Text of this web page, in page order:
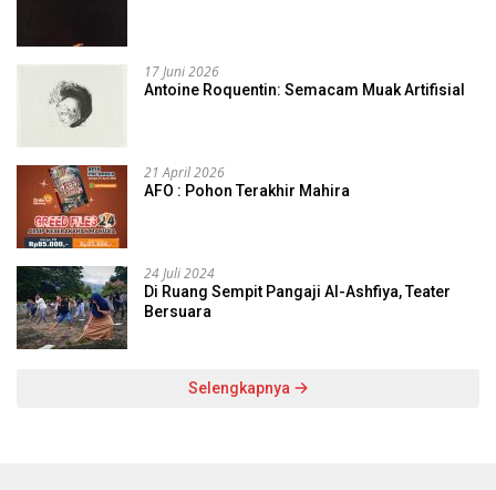
17 Juni 2026
Antoine Roquentin: Semacam Muak Artifisial
21 April 2026
AFO : Pohon Terakhir Mahira
24 Juli 2024
Di Ruang Sempit Pangaji Al-Ashfiya, Teater
Bersuara
Selengkapnya